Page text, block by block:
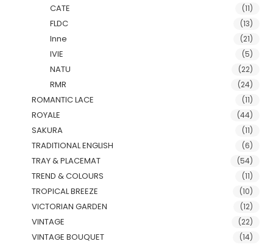
CATE (11)
FLDC (13)
Inne (21)
IVIE (5)
NATU (22)
RMR (24)
ROMANTIC LACE (11)
ROYALE (44)
SAKURA (11)
TRADITIONAL ENGLISH (6)
TRAY & PLACEMAT (54)
TREND & COLOURS (11)
TROPICAL BREEZE (10)
VICTORIAN GARDEN (12)
VINTAGE (22)
VINTAGE BOUQUET (14)